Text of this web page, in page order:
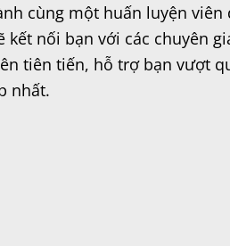
cùng một huấn luyện viên
kết nối bạn với các chuyên
tiên tiến, hỗ trợ bạn vượt
nhất.